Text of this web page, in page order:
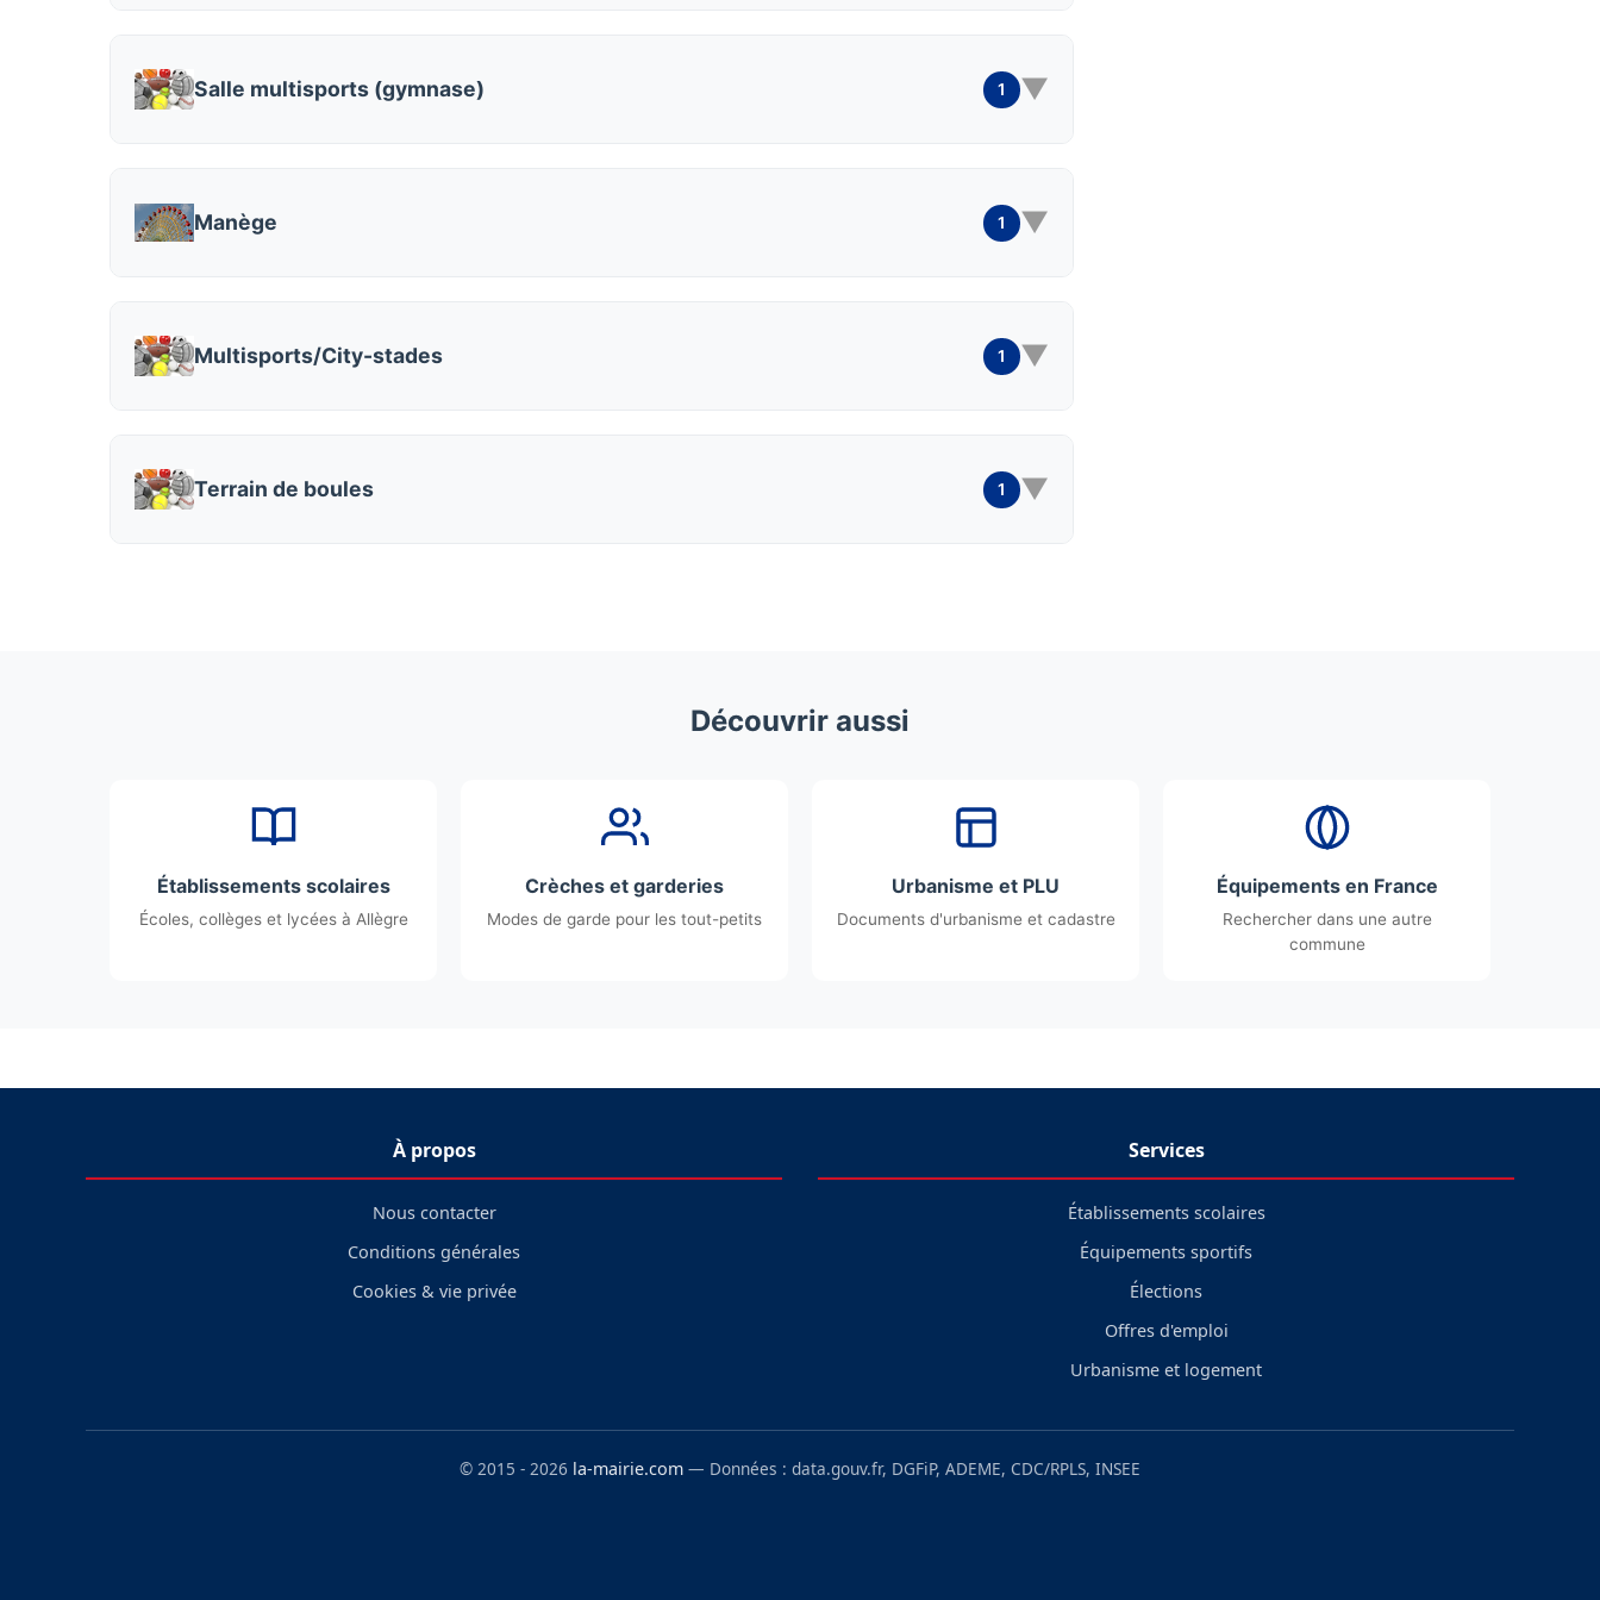
Salle multisports (gymnase) 1 ▼
Manège 1 ▼
Multisports/City-stades 1 ▼
Terrain de boules 1 ▼
Découvrir aussi
Établissements scolaires
Écoles, collèges et lycées à Allègre
Crèches et garderies
Modes de garde pour les tout-petits
Urbanisme et PLU
Documents d'urbanisme et cadastre
Équipements en France
Rechercher dans une autre
commune
À propos
Nous contacter
Conditions générales
Cookies & vie privée
Services
Établissements scolaires
Équipements sportifs
Élections
Offres d'emploi
Urbanisme et logement
© 2015 - 2026 la-mairie.com — Données : data.gouv.fr, DGFiP, ADEME, CDC/RPLS, INSEE